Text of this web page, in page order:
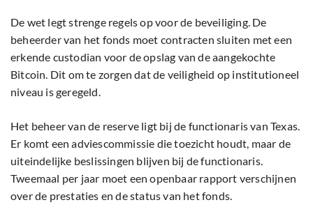
De wet legt strenge regels op voor de beveiliging. De
beheerder van het fonds moet contracten sluiten met een
erkende custodian voor de opslag van de aangekochte
Bitcoin. Dit om te zorgen dat de veiligheid op institutioneel
niveau is geregeld.
Het beheer van de reserve ligt bij de functionaris van Texas.
Er komt een adviescommissie die toezicht houdt, maar de
uiteindelijke beslissingen blijven bij de functionaris.
Tweemaal per jaar moet een openbaar rapport verschijnen
over de prestaties en de status van het fonds.